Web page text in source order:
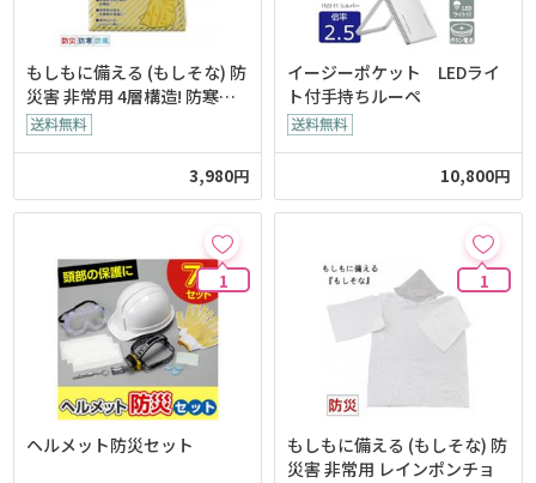
もしもに備える (もしそな) 防
災害 非常用 4層構造! 防寒・
防風 金銀アルミシート
3,980円
イージーポケット LEDライ
ト付手持ちルーペ
10,800円
1
ヘルメット防災セット
1
もしもに備える (もしそな) 防
災害 非常用 レインポンチョ